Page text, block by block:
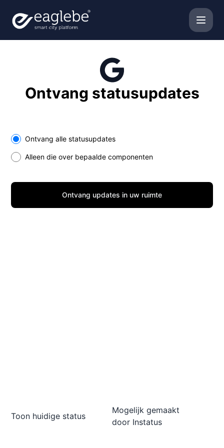
Ontvang statusupdates
Select the components you want to receive updates for
Ontvang alle statusupdates
Alleen die over bepaalde componenten
Ontvang updates in uw ruimte
Toon huidige status
Mogelijk gemaakt
door Instatus